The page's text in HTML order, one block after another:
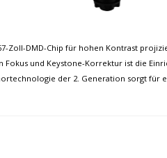
Zoll-DMD-Chip für hohen Kontrast
und Keystone-Korrektur ist die
der 2. Generation sorgt für